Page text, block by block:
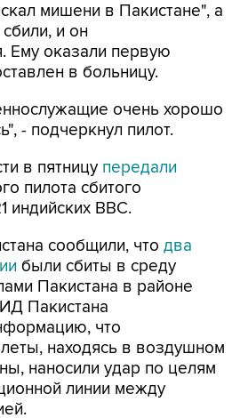
мишени в Пакистане", а
и он
Ему оказали первую
в больницу.
очень хорошо
- подчеркнул пилот.
в пятницу передали
пилота сбитого
индийских ВВС.
сообщили, что два
были сбиты в среду
Пакистана в районе
Пакистана
что
находясь в воздушном
наносили удар по целям
линии между